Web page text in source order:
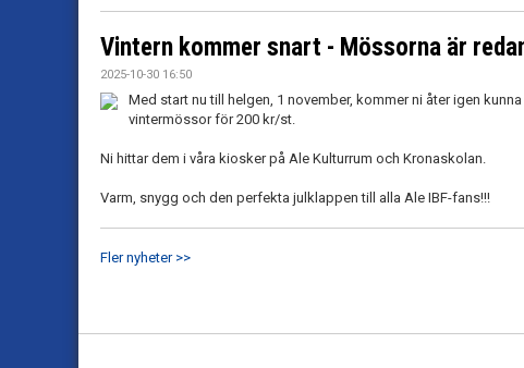
Vintern kommer snart - Mössorna är
2025-10-30 16:50
Med start nu till helgen, 1 november, kommer ni åter igen
vintermössor för 200 kr/st.
Ni hittar dem i våra kiosker på Ale Kulturrum och Kronaskolan.
Varm, snygg och den perfekta julklappen till alla Ale IBF-fans!!!
Fler nyheter >>